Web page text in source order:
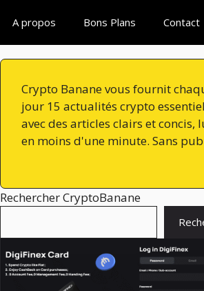
A propos Bons Plans Contact
Crypto Banane vous fournit
jour 15 actualités crypto
avec des articles clairs et concis,
en moins d'une minute. Sans
Rechercher CryptoBanane